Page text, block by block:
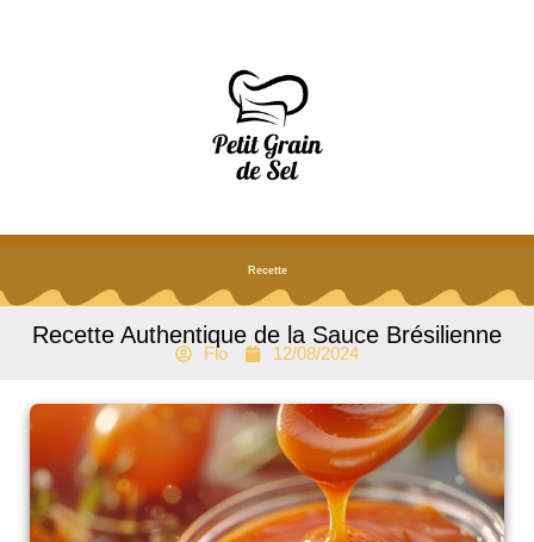
Recette
Recette Authentique de la Sauce Brésilienne
Flo 12/08/2024